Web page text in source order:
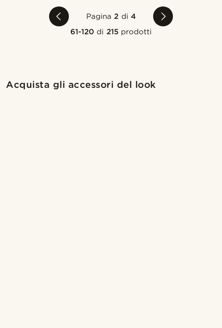
Pagina2 di 4
61-120 di 215prodotti
Acquista gli accessori del look